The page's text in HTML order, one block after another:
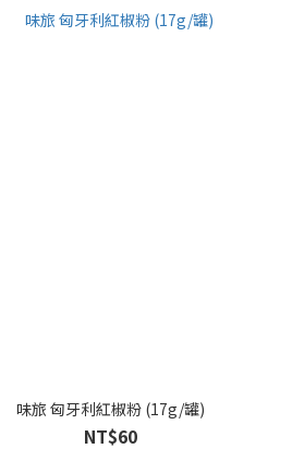
味旅 匈牙利紅椒粉 (17g/罐)
NT$60